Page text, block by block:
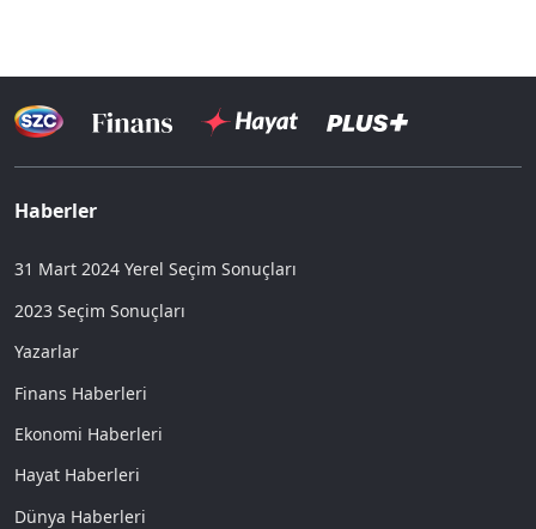
Haberler
31 Mart 2024 Yerel Seçim Sonuçları
2023 Seçim Sonuçları
Yazarlar
Finans Haberleri
Ekonomi Haberleri
Hayat Haberleri
Dünya Haberleri